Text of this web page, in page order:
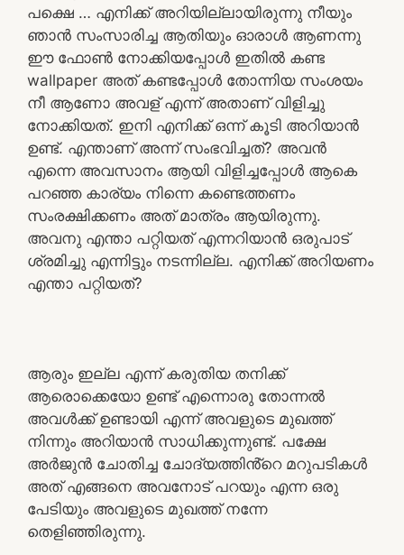
പക്ഷെ … എനിക്ക് അറിയില്ലായിരുന്നു നീയും
ഞാൻ സംസാരിച്ച ആതിയും ഓരാൾ ആണന്നു
ഈ ഫോൺ നോക്കിയപ്പോൾ ഇതിൽ കണ്ട
wallpaper അത് കണ്ടപ്പോൾ തോന്നിയ സംശയം
നീ ആണോ അവള് എന്ന് അതാണ് വിളിച്ചു
നോക്കിയത്. ഇനി എനിക്ക് ഒന്ന് കൂടി അറിയാൻ
ഉണ്ട്. എന്താണ് അന്ന് സംഭവിച്ചത്? അവൻ
എന്നെ അവസാനം ആയി വിളിച്ചപ്പോൾ ആകെ
പറഞ്ഞ കാര്യം നിന്നെ കണ്ടെത്തണം
സംരക്ഷിക്കണം അത് മാത്രം ആയിരുന്നു.
അവനു എന്താ പറ്റിയത് എന്നറിയാൻ ഒരുപാട്
ശ്രമിച്ചു എന്നിട്ടും നടന്നില്ല. എനിക്ക് അറിയണം
എന്താ പറ്റിയത്?
ആരും ഇല്ല എന്ന് കരുതിയ തനിക്ക്
ആരൊക്കെയോ ഉണ്ട് എന്നൊരു തോന്നൽ
അവൾക്ക് ഉണ്ടായി എന്ന് അവളുടെ മുഖത്ത്
നിന്നും അറിയാൻ സാധിക്കുന്നുണ്ട്. പക്ഷേ
അർജുൻ ചോതിച്ച ചോദ്യത്തിൻ്റെ മറുപടികൾ
അത് എങ്ങനെ അവനോട് പറയും എന്ന ഒരു
പേടിയും അവളുടെ മുഖത്ത് നന്നേ
തെളിഞ്ഞിരുന്നു.